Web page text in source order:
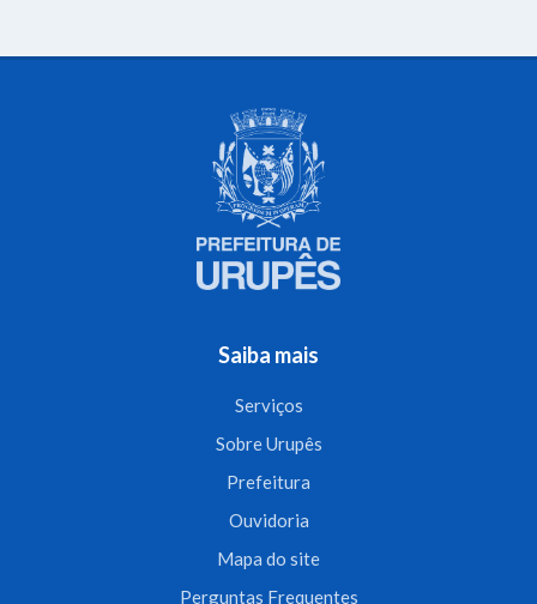
Saiba mais
Serviços
Sobre Urupês
Prefeitura
Ouvidoria
Mapa do site
Perguntas Frequentes